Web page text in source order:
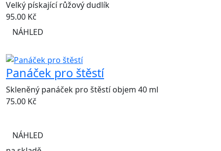
Velký pískající růžový dudlík
95.00 Kč
NÁHLED
Panáček pro štěstí
Skleněný panáček pro štěstí objem 40 ml
75.00 Kč
NÁHLED